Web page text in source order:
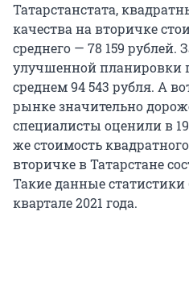
Татарстанстата,
качества на вторичке
среднего — 78 159 рублей.
улучшенной планировки
среднем 94 543 рубля. А
рынке значительно
специалисты оценили в
же стоимость
вторичке в Татарстане
Такие данные
квартале 2021 года.